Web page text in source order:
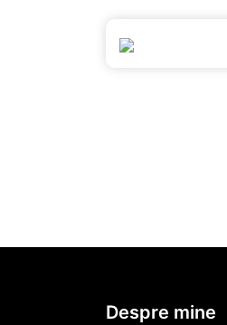
Despre mine